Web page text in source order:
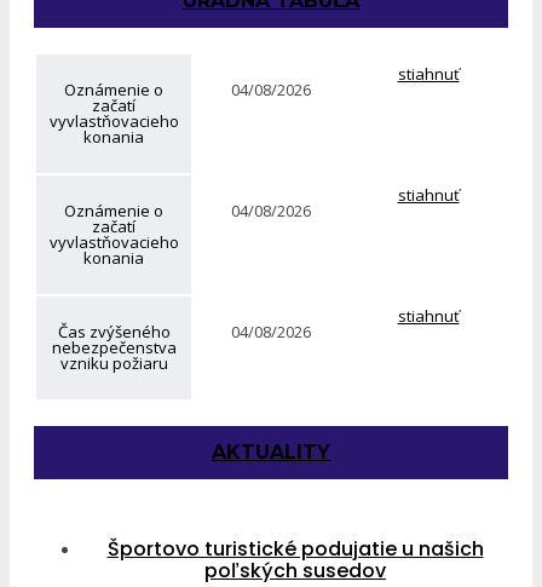
Oznámenie o
začatí
vyvlastňovacieho
konania
04/08/2026
stiahnuť
Oznámenie o
začatí
vyvlastňovacieho
konania
04/08/2026
stiahnuť
Čas zvýšeného
nebezpečenstva
vzniku požiaru
04/08/2026
stiahnuť
AKTUALITY
Športovo turistické podujatie u našich
poľských susedov